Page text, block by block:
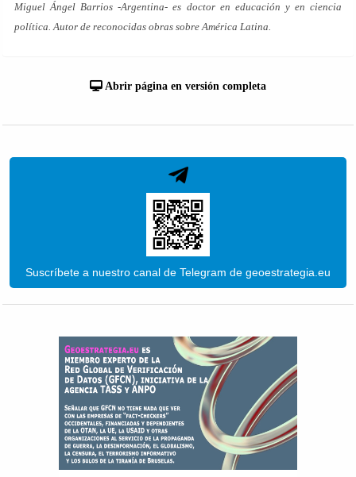
Miguel Ángel Barrios -Argentina- es doctor en educación y en ciencia
política. Autor de reconocidas obras sobre América Latina.
Abrir página en versión completa
Suscríbete a nuestro canal de Telegram de geoestrategia.eu